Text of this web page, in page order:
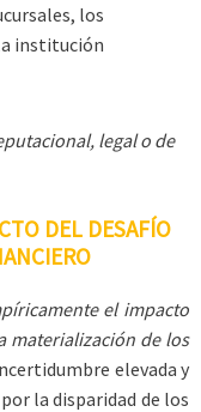
los
institución
legal o de
DEL DESAFÍO
el impacto
materialización de los
elevada y
la disparidad de los